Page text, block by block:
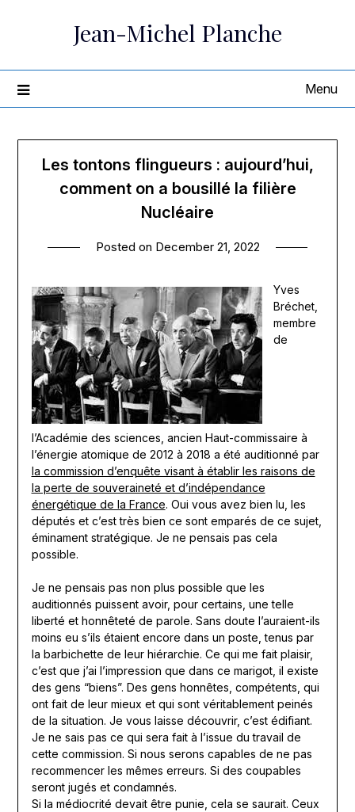
Jean-Michel Planche
Menu
Les tontons flingueurs : aujourd’hui,
comment on a bousillé la filière
Nucléaire
Posted on December 21, 2022
Yves
Bréchet,
membre
de
l’Académie des sciences, ancien Haut-commissaire à
l’énergie atomique de 2012 à 2018 a été auditionné par
la commission d’enquête visant à établir les raisons de
la perte de souveraineté et d’indépendance
énergétique de la France. Oui vous avez bien lu, les
députés et c’est très bien ce sont emparés de ce sujet,
éminament stratégique. Je ne pensais pas cela
possible.
Je ne pensais pas non plus possible que les
auditionnés puissent avoir, pour certains, une telle
liberté et honnêteté de parole. Sans doute l’auraient-ils
moins eu s’ils étaient encore dans un poste, tenus par
la barbichette de leur hiérarchie. Ce qui me fait plaisir,
c’est que j’ai l’impression que dans ce marigot, il existe
des gens “biens”. Des gens honnêtes, compétents, qui
ont fait de leur mieux et qui sont véritablement peinés
de la situation. Je vous laisse découvrir, c’est édifiant.
Je ne sais pas ce qui sera fait à l’issue du travail de
cette commission. Si nous serons capables de ne pas
recommencer les mêmes erreurs. Si des coupables
seront jugés et condamnés.
Si la médiocrité devait être punie, cela se saurait. Ceux